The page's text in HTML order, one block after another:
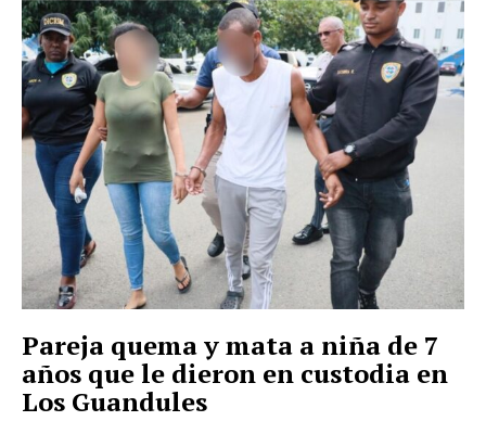
Pareja quema y mata a niña de 7
años que le dieron en custodia en
Los Guandules